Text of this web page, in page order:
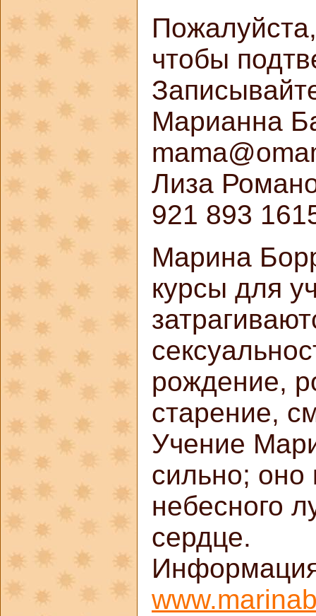
чтобы
Марианна
Лиза
921 893
Марина
курсы для
рождение,
старение,
Учение
сильно; оно
небесного
сердце.